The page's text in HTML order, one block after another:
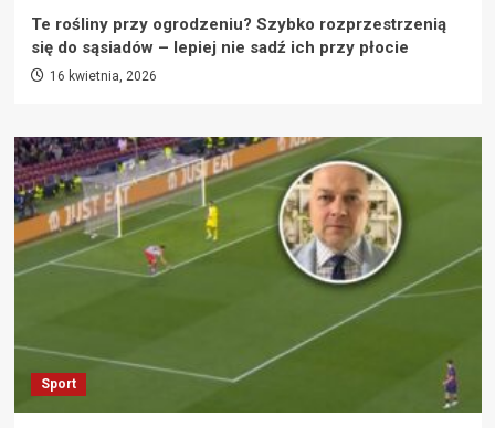
Te rośliny przy ogrodzeniu? Szybko rozprzestrzenią
się do sąsiadów – lepiej nie sadź ich przy płocie
16 kwietnia, 2026
Sport